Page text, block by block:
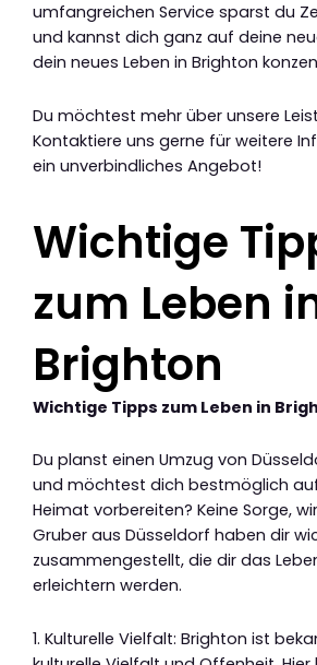
umfangreichen Service sparst du
und kannst dich ganz auf deine
dein neues Leben in Brighton
Du möchtest mehr über unsere
Kontaktiere uns gerne für weitere
ein unverbindliches Angebot!
Wichtige
zum Leben
Brighton
Wichtige Tipps zum Leben in
Du planst einen Umzug von
und möchtest dich bestmöglich
Heimat vorbereiten? Keine Sorge,
Gruber aus Düsseldorf haben dir
zusammengestellt, die dir das
erleichtern werden.
1. Kulturelle Vielfalt: Brighton ist